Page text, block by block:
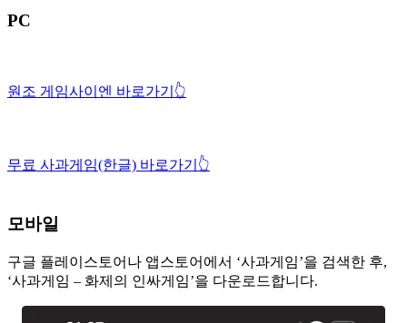
PC
원조 게임사이엔 바로가기👆
무료 사과게임(한글) 바로가기👆
모바일
구글 플레이스토어나 앱스토어에서 ‘사과게임’을 검색한 후,
‘사과게임 – 화제의 인싸게임’을 다운로드합니다.